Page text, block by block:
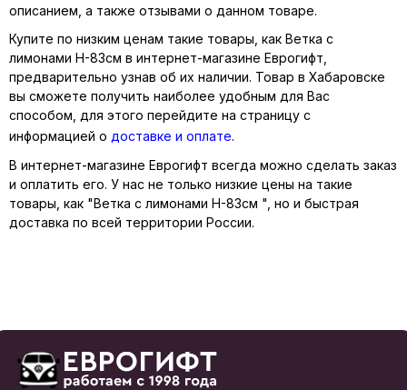
описанием, а также отзывами о данном товаре.
Купите по низким ценам такие товары, как Ветка с
лимонами Н-83см в интернет-магазине Еврогифт,
предварительно узнав об их наличии. Товар в Хабаровске
вы сможете получить наиболее удобным для Вас
способом, для этого перейдите на страницу с
информацией о доставке и оплате.
В интернет-магазине Еврогифт всегда можно сделать заказ
и оплатить его. У нас не только низкие цены на такие
товары, как "Ветка с лимонами Н-83см ", но и быстрая
доставка по всей территории России.